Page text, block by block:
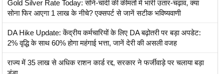
Gold Silver Rate Today: सोने-चांदी की कीमतों में भारी उतार-चढ़ाव, क्या
सोना फिर आएगा 1 लाख के नीचे? एक्सपर्ट से जानें सटीक भविष्यवाणी
DA Hike Update: केंद्रीय कर्मचारियों के लिए DA बढ़ोतरी पर बड़ा अपडेट:
2% वृद्धि के साथ 60% होगा महंगाई भत्ता, जानें देरी की असली वजह
राज्य में 35 लाख से अधिक राशन कार्ड रद्द, सरकार ने फर्जीवाड़े पर चलाया बड़ा